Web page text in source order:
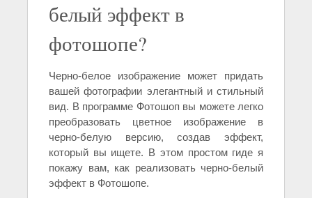
белый эффект в
фотошопе?
Черно-белое изображение может придать
вашей фотографии элегантный и стильный
вид. В программе Фотошоп вы можете легко
преобразовать цветное изображение в
черно-белую версию, создав эффект,
который вы ищете. В этом простом гиде я
покажу вам, как реализовать черно-белый
эффект в Фотошопе.